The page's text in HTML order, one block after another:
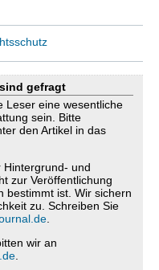
gefragt
Leser eine wesentliche
sein. Bitte
den Artikel in das
Hintergrund- und
zur Veröffentlichung
bestimmt ist. Wir sichern
zu. Schreiben Sie
wir an